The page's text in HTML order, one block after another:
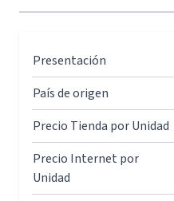
Presentación
País de origen
Precio Tienda por Unidad
Precio Internet por
Unidad